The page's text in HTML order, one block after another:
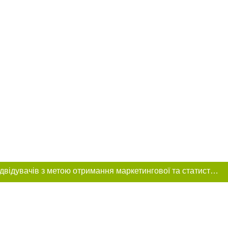
Цей сайт використовує «cookies». Також веб-сайт використовує інтернет-сервіс для збору технічних даних стосовно відвідувачів з метою отримання маркетингової та статистичної інформації. Умови обробки даних відвідувачів сайту див.